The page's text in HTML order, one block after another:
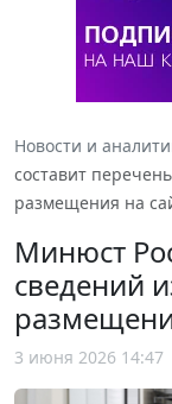
Новости и
составит
размещения на
Минюст
сведений
3 июня 2026 14:47